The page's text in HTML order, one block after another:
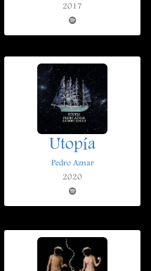
2017
Utopía
Pedro Aznar
2020